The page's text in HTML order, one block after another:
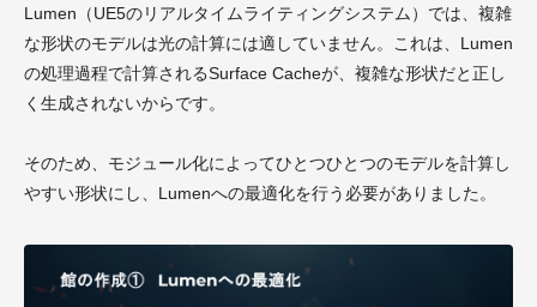
Lumen（UE5のリアルタイムライティングシステム）では、複雑
な形状のモデルは光の計算には適していません。これは、Lumen
の処理過程で計算されるSurface Cacheが、複雑な形状だと正し
く生成されないからです。
そのため、モジュール化によってひとつひとつのモデルを計算し
やすい形状にし、Lumenへの最適化を行う必要がありました。